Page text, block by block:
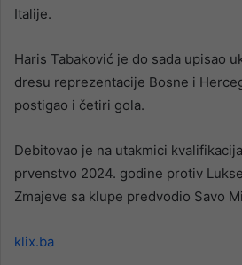
Italije.
Haris Tabaković je do sada upisao
dresu reprezentacije Bosne i
postigao i četiri gola.
Debitovao je na utakmici
prvenstvo 2024. godine protiv
Zmajeve sa klupe predvodio Savo
klix.ba